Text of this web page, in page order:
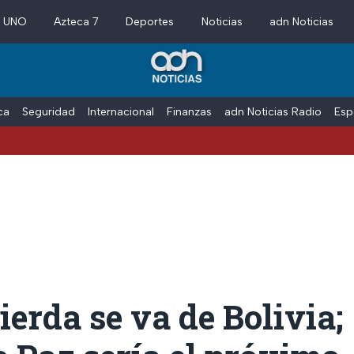
Azteca 7 Deportes Noticias adn Noticias
Seguridad Internacional Finanzas adn Noticias Radio
se va de Bolivia;